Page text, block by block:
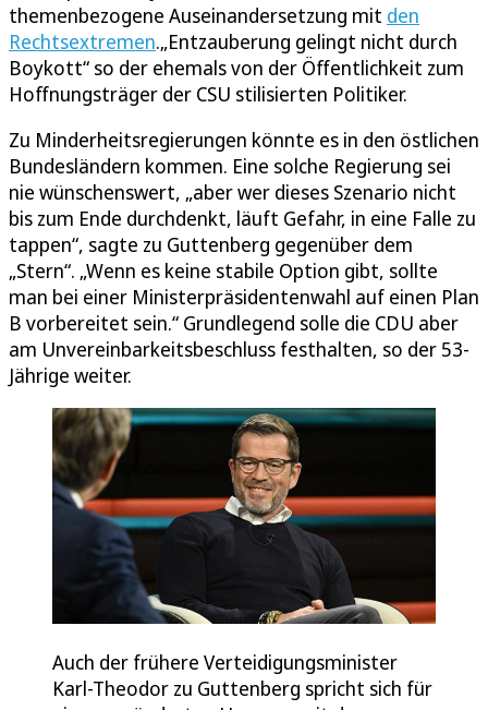
themenbezogene Auseinandersetzung mit den
Rechtsextremen.„Entzauberung gelingt nicht durch
Boykott“ so der ehemals von der Öffentlichkeit zum
Hoffnungsträger der CSU stilisierten Politiker.
Zu Minderheitsregierungen könnte es in den östlichen
Bundesländern kommen. Eine solche Regierung sei
nie wünschenswert, „aber wer dieses Szenario nicht
bis zum Ende durchdenkt, läuft Gefahr, in eine Falle zu
tappen“, sagte zu Guttenberg gegenüber dem
„Stern“. „Wenn es keine stabile Option gibt, sollte
man bei einer Ministerpräsidentenwahl auf einen Plan
B vorbereitet sein.“ Grundlegend solle die CDU aber
am Unvereinbarkeitsbeschluss festhalten, so der 53-
Jährige weiter.
Auch der frühere Verteidigungsminister
Karl-Theodor zu Guttenberg spricht sich für